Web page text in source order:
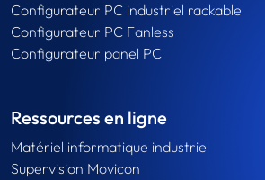
Configurateur PC industriel rackable
Configurateur PC Fanless
Configurateur panel PC
Ressources en ligne
Matériel informatique industriel
Supervision Movicon